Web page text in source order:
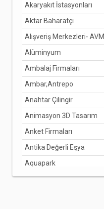
ÇORUM
DENİZLİ
DİYARBAKIR
DÜZCE
EDİRNE
ELAZIĞ
ERZİNCAN
ERZURUM
ESKİŞEHİR
GAZİANTEP
GİRESUN
Akaryakıt İstasyonları
Aktar Baharatçı
Alışveriş Merkezleri- AVM
Alüminyum
Ambalaj Firmaları
Ambar,Antrepo
Anahtar Çilingir
Animasyon 3D Tasarım
Anket Firmaları
Antika Değerli Eşya
Aquapark
Arabuluculuk Hizmetleri